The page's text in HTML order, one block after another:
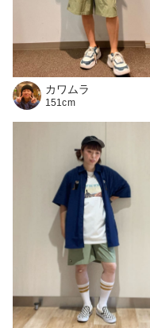
カワムラ
151cm